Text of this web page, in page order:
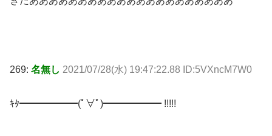
269: 名無し 2021/07/28(水) 19:47:22.88 ID:5VXncM7W0
ｷﾀ━━━━━━(ﾟ∀ﾟ)━━━━━━ !!!!!